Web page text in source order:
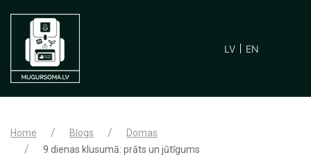
LV EN
Home Blogs
Domas
9 dienas klusumā: prāts un jūtīgums